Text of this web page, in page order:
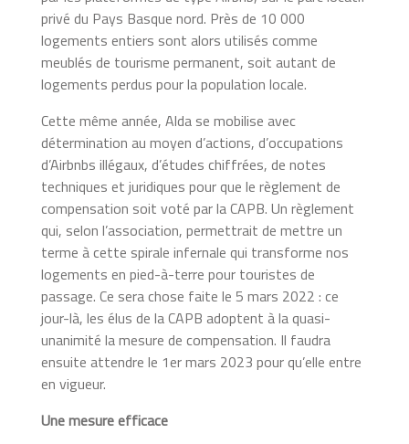
privé du Pays Basque nord. Près de 10 000
logements entiers sont alors utilisés comme
meublés de tourisme permanent, soit autant de
logements perdus pour la population locale.
Cette même année, Alda se mobilise avec
détermination au moyen d’actions, d’occupations
d’Airbnbs illégaux, d’études chiffrées, de notes
techniques et juridiques pour que le règlement de
compensation soit voté par la CAPB. Un règlement
qui, selon l’association, permettrait de mettre un
terme à cette spirale infernale qui transforme nos
logements en pied-à-terre pour touristes de
passage. Ce sera chose faite le 5 mars 2022 : ce
jour-là, les élus de la CAPB adoptent à la quasi-
unanimité la mesure de compensation. Il faudra
ensuite attendre le 1er mars 2023 pour qu’elle entre
en vigueur.
Une mesure efficace